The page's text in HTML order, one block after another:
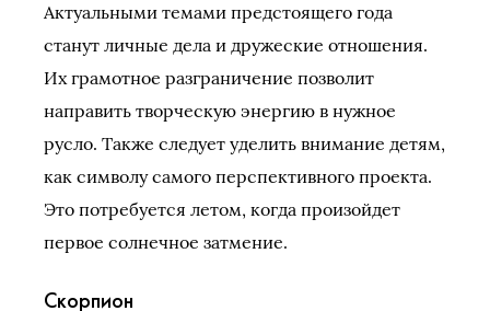
Актуальными темами предстоящего года
станут личные дела и дружеские отношения.
Их грамотное разграничение позволит
направить творческую энергию в нужное
русло. Также следует уделить внимание детям,
как символу самого перспективного проекта.
Это потребуется летом, когда произойдет
первое солнечное затмение.
Скорпион